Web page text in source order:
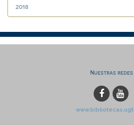
2018
Nuestras redes